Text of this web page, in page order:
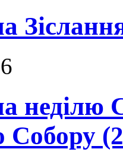
неділю
Собору